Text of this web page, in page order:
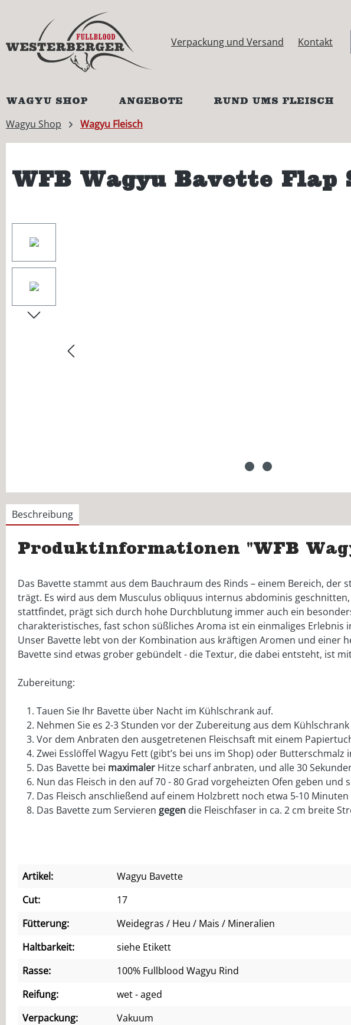
Zur Hauptnavigation springen
Verpackung und Versand Kontakt
WAGYU SHOP ANGEBOTE RUND UMS FLEISCH
Wagyu Shop
Wagyu Fleisch
WFB Wagyu Bavette Flap
Beschreibung
Produktinformationen "WFB
Das Bavette stammt aus dem Bauchraum des Rinds – einem Bereich,
trägt. Es wird aus dem Musculus obliquus internus abdominis
stattfindet, prägt sich durch hohe Durchblutung immer auch ein
charakteristisches, fast schon süßliches Aroma ist ein einmaliges
Unser Bavette lebt von der Kombination aus kräftigen Aromen und einer
Bavette sind etwas grober gebündelt - die Textur, die dabei entsteht, ist
Zubereitung:
Tauen Sie Ihr Bavette über Nacht im Kühlschrank auf.
Nehmen Sie es 2-3 Stunden vor der Zubereitung aus dem
Vor dem Anbraten den ausgetretenen Fleischsaft mit einem
Zwei Esslöffel Wagyu Fett (gibt’s bei uns im Shop) oder
Das Bavette bei maximaler Hitze scharf anbraten, und alle 30
Nun das Fleisch in den auf 70 - 80 Grad vorgeheizten Ofen geben
Das Fleisch anschließend auf einem Holzbrett noch etwa 5-10
Das Bavette zum Servieren gegen die Fleischfaser in ca. 2 cm breite
Artikel:
Wagyu Bavette
Cut:
17
Fütterung:
Weidegras / Heu / Mais / Mineralien
Haltbarkeit:
siehe Etikett
Rasse:
100% Fullblood Wagyu Rind
Reifung:
wet - aged
Verpackung:
Vakuum